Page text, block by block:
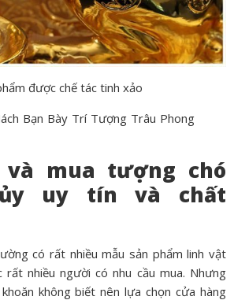
được chế tác tinh xảo
Bạn Bày Trí Tượng Trâu Phong
và mua tượng chó
uy tín và chất
có rất nhiều mẫu sản phẩm linh vật
nhiều người có nhu cầu mua. Nhưng
không biết nên lựa chọn cửa hàng